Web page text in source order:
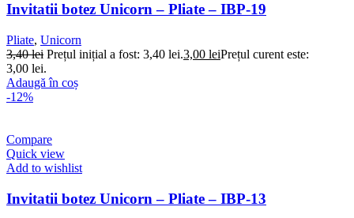
Invitatii botez Unicorn – Pliate – IBP-19
Pliate, Unicorn
3,40lei Prețul inițial a fost: 3,40 lei.3,00 leiPrețul curent este:
3,00 lei.
Adaugă în coș
-12%
Compare
Quick view
Add to wishlist
Invitatii botez Unicorn – Pliate – IBP-13